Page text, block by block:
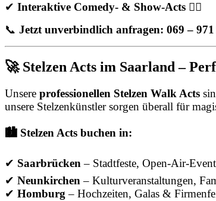
✔ Interaktive Comedy- & Show-Acts 🤹‍♂️
📞 Jetzt unverbindlich anfragen: 069 – 971
🚀 Stelzen Acts im Saarland –
Unsere professionellen Stelzen Walk Acts
unsere Stelzenkünstler sorgen überall für
🏙️ Stelzen Acts buchen in:
✔ Saarbrücken – Stadtfeste, Open-Air-
✔ Neunkirchen – Kulturveranstaltungen,
✔ Homburg – Hochzeiten, Galas &